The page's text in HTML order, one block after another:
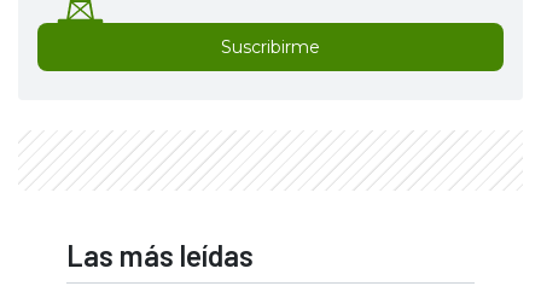
Suscribirme
Las más leídas